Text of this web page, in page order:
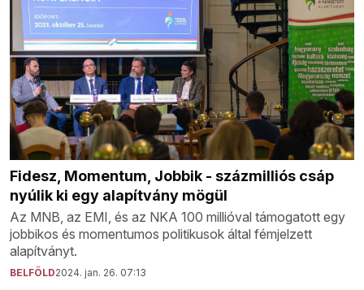
Fidesz, Momentum, Jobbik - százmilliós csáp
nyúlik ki egy alapítvány mögül
Az MNB, az EMI, és az NKA 100 millióval támogatott egy
jobbikos és momentumos politikusok által fémjelzett
alapítványt.
BELFÖLD2024. jan. 26. 07:13